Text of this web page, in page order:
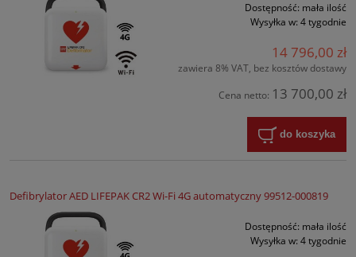
Dostępność: mała ilość
Wysyłka w: 4 tygodnie
14 796,00 zł
zawiera 8% VAT, bez kosztów dostawy
Cena netto: 13 700,00 zł
do koszyka
Defibrylator AED LIFEPAK CR2 Wi-Fi 4G automatyczny 99512-000819
Dostępność: mała ilość
Wysyłka w: 4 tygodnie